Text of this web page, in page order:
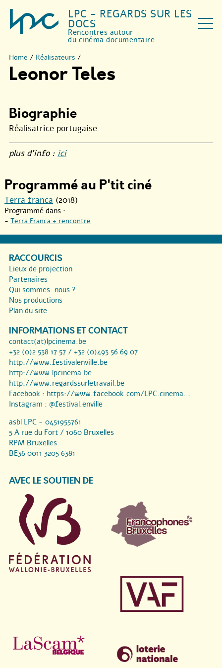
LPC - REGARDS SUR LES
DOCS
Rencontres autour
du cinéma documentaire
Home / Réalisateurs /
Leonor Teles
Biographie
Réalisatrice portugaise.
plus d’info : ici
Programmé au P'tit ciné
Terra franca (2018)
Programmé dans :
- Terra Franca + rencontre
RACCOURCIS
Lieux de projection
Partenaires
Qui sommes-nous ?
Nos productions
Plan du site
INFORMATIONS ET CONTACT
contact(at)lpcinema.be
+32 (0)2 538 17 57 / +32 (0)493 56 69 07
http://www.festivalenville.be
http://www.lpcinema.be
http://www.regardssurletravail.be
Facebook : https://www.facebook.com/LPC.cinema...
Instagram : @festival.enville
asbl LPC - 0451955761
5 A rue du Fort / 1060 Bruxelles
RPM Bruxelles
BE36 0011 3205 6381
AVEC LE SOUTIEN DE